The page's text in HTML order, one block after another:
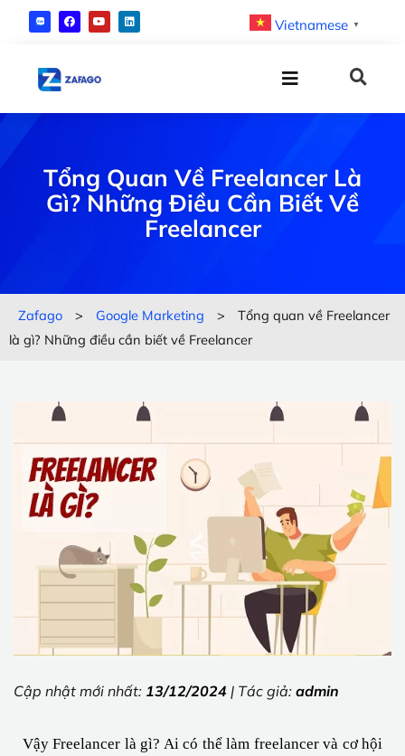
Vietnamese ▼
Tổng Quan Về Freelancer Là
Gì? Những Điều Cần Biết Về
Freelancer
Zafago > Google Marketing >
Tổng quan về Freelancer
là gì? Những điều cần biết về Freelancer
Cập nhật mới nhất: 13/12/2024 | Tác giả: admin
Vậy Freelancer là gì? Ai có thể làm freelancer và cơ hội